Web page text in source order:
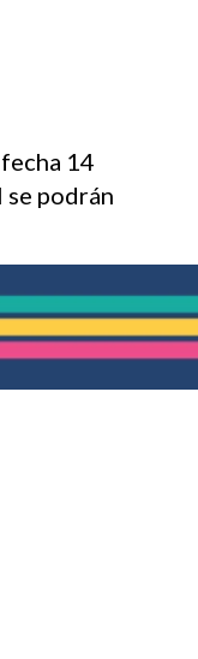
14
podrán